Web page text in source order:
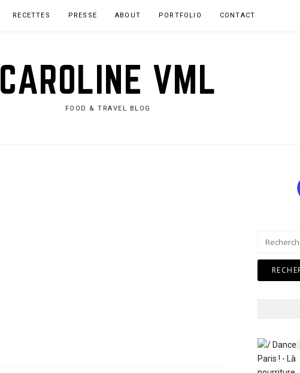
RECETTES PRESSE ABOUT PORTFOLIO CONTACT
CAROLINE VML
FOOD & TRAVEL BLOG